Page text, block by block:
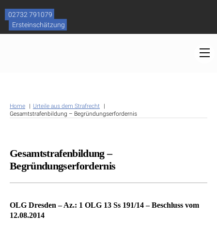
content
02732 791079
Ersteinschätzung
Home
Urteile aus dem Strafrecht
Gesamtstrafenbildung – Begründungserfordernis
Gesamtstrafenbildung –
Begründungserfordernis
OLG Dresden – Az.: 1 OLG 13 Ss 191/14 – Beschluss vom
12.08.2014